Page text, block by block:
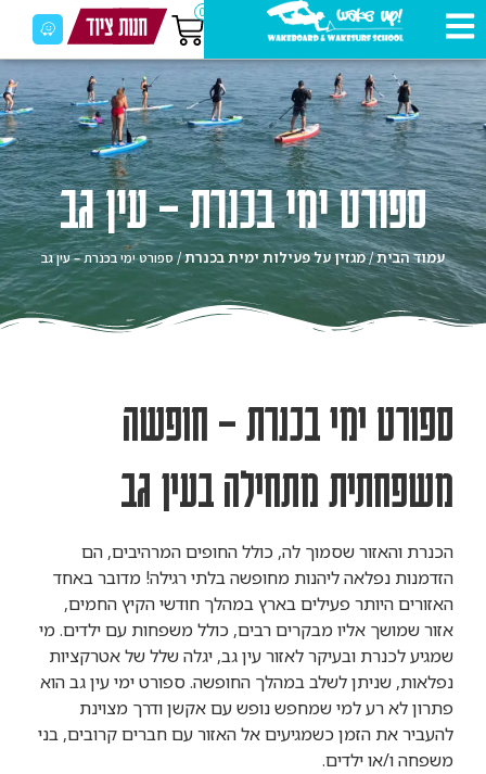
0
ספורט ימי בכנרת – עין גב
עמוד הבית/מגזין על פעילות ימית בכנרת/ ספורט ימי בכנרת – עין גב
ספורט ימי בכנרת – חופשה
משפחתית מתחילה בעין גב
הכנרת והאזור שסמוך לה, כולל החופים המרהיבים, הם
הזדמנות נפלאה ליהנות מחופשה בלתי רגילה! מדובר באחד
האזורים היותר פעילים בארץ במהלך חודשי הקיץ החמים,
אזור שמושך אליו מבקרים רבים, כולל משפחות עם ילדים. מי
שמגיע לכנרת ובעיקר לאזור עין גב, יגלה שלל של אטרקציות
נפלאות, שניתן לשלב במהלך החופשה. ספורט ימי עין גב הוא
פתרון לא רע למי שמחפש נופש עם אקשן ודרך מצוינת
להעביר את הזמן כשמגיעים אל האזור עם חברים קרובים, בני
משפחה ו/או ילדים.